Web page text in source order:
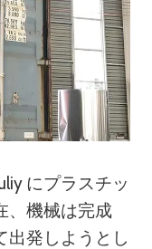
にプラスチッ
、機械は完成
出発しようとし